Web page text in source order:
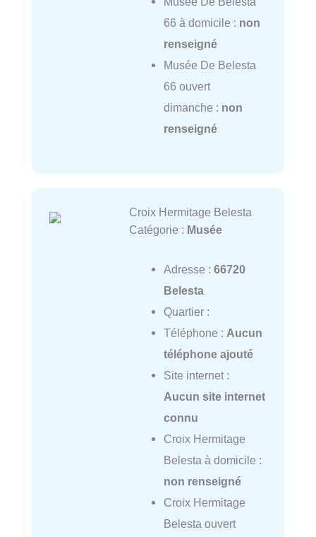
66 à domicile : non
renseigné
Musée De Belesta
66 ouvert
dimanche : non
renseigné
Croix Hermitage Belesta
Catégorie : Musée
Adresse : 66720
Belesta
Quartier :
Téléphone : Aucun
téléphone ajouté
Site internet :
Aucun site internet
connu
Croix Hermitage
Belesta à domicile :
non renseigné
Croix Hermitage
Belesta ouvert